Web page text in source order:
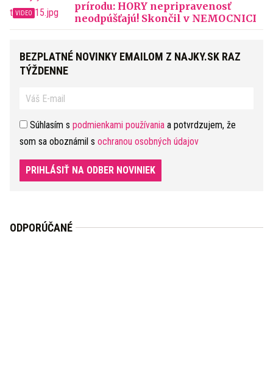
prírodu: HORY nepripravenosť
neodpúšťajú! Skončil v NEMOCNICI
BEZPLATNÉ NOVINKY EMAILOM Z NAJKY.SK RAZ
TÝŽDENNE
Súhlasím s podmienkami používania a potvrdzujem, že
som sa oboznámil s ochranou osobných údajov
PRIHLÁSIŤ NA ODBER NOVINIEK
ODPORÚČANÉ